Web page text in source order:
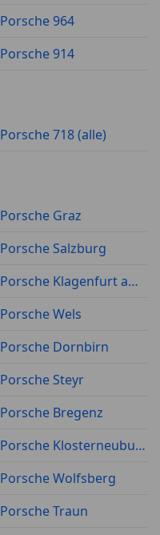
Porsche 964
Porsche 914
Porsche 718 (alle)
Porsche Graz
Porsche Salzburg
Porsche Klagenfurt am Wörthersee
Porsche Wels
Porsche Dornbirn
Porsche Steyr
Porsche Bregenz
Porsche Klosterneuburg
Porsche Wolfsberg
Porsche Traun